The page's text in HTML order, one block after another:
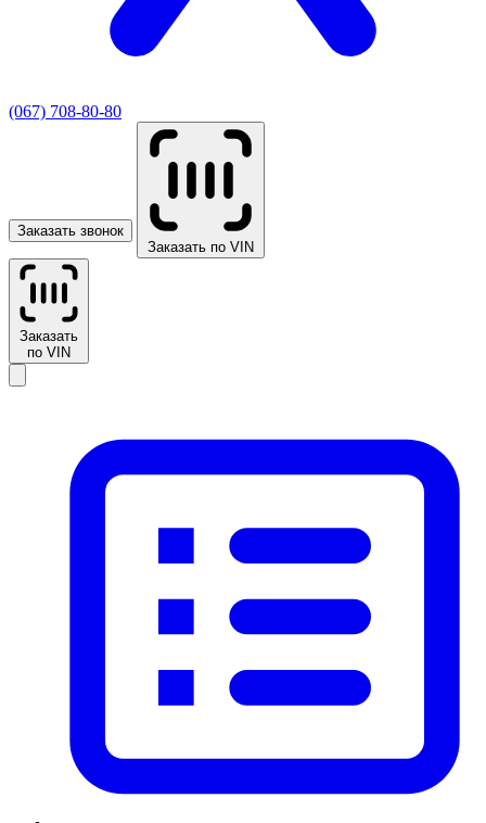
(067) 708-80-80
Заказать звонок
Заказать по VIN
Заказать
по VIN